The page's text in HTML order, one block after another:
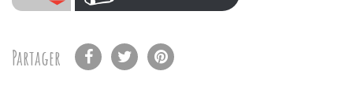
Partager